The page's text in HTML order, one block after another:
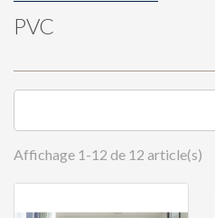
PVC
Affichage 1-12 de 12 article(s)